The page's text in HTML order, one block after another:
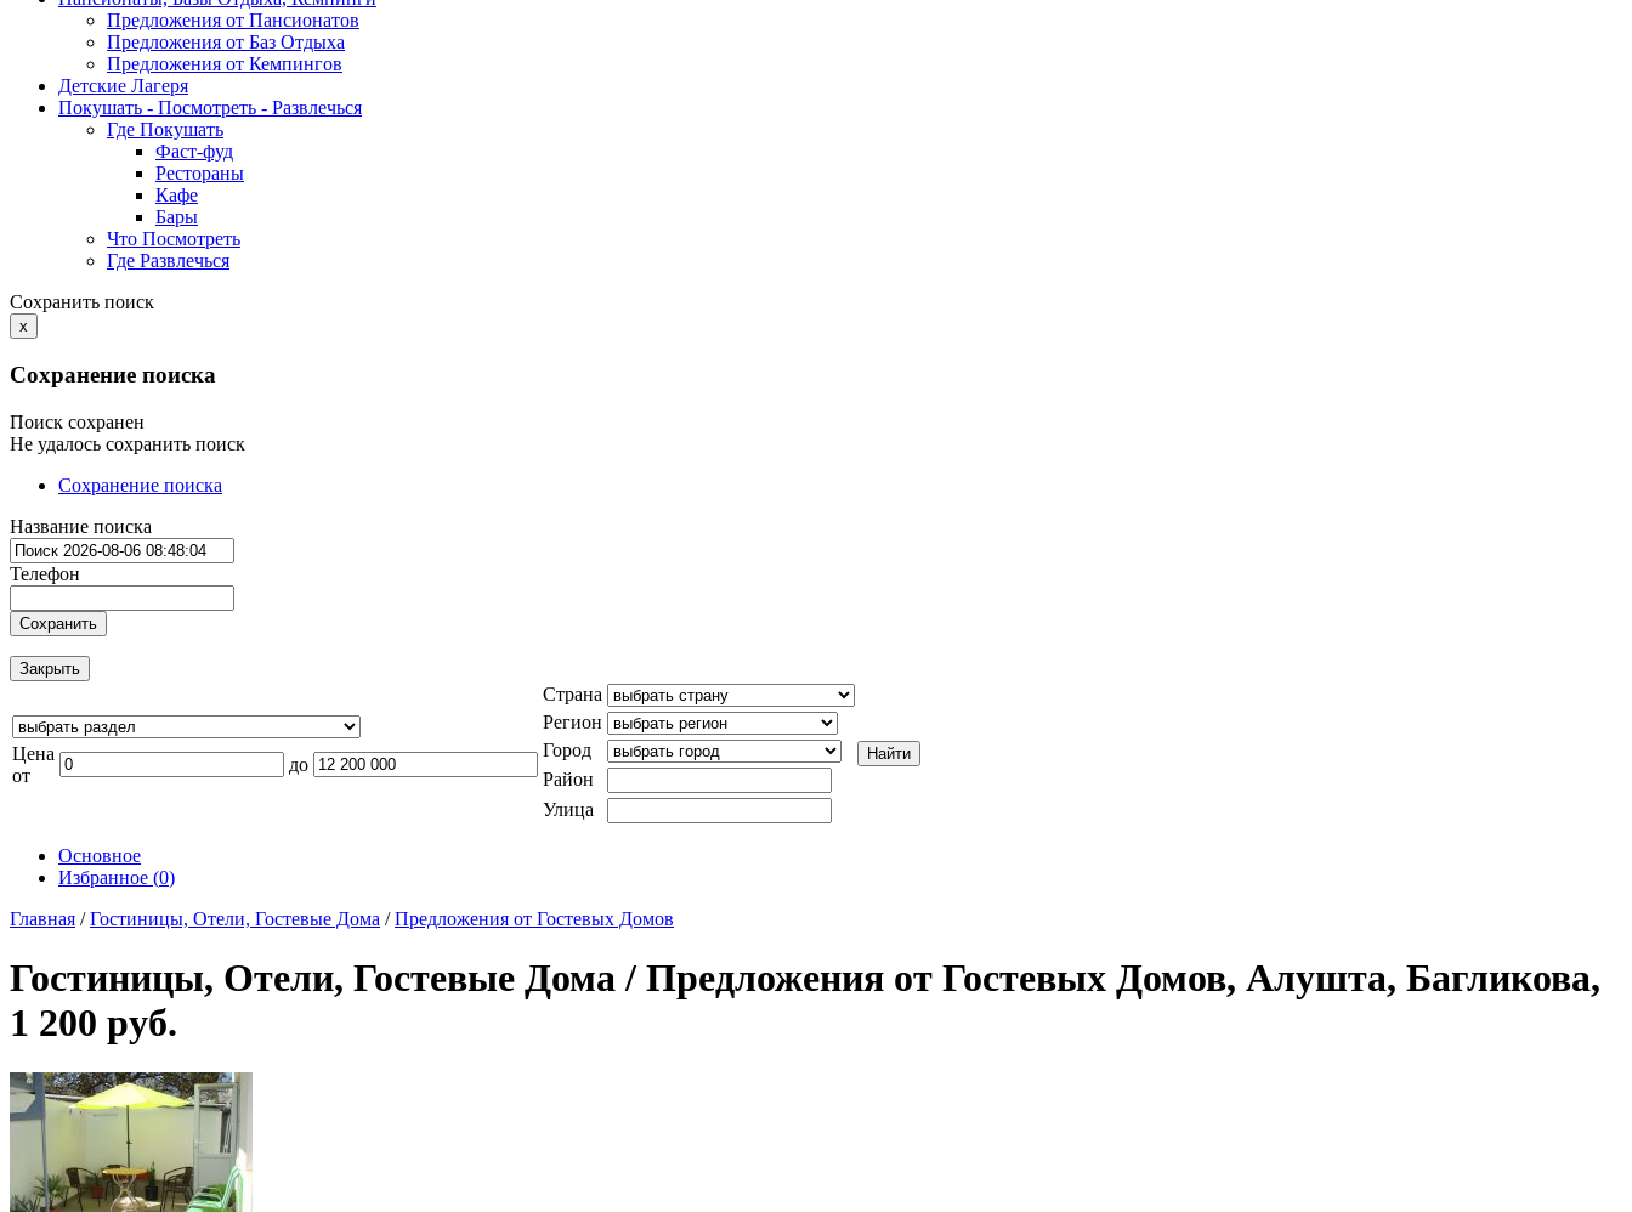
Предложения от Пансионатов
Предложения от Баз Отдыха
Предложения от Кемпингов
Детские Лагеря
Покушать - Посмотреть - Развлечься
Где Покушать
Фаст-фуд
Рестораны
Кафе
Бары
Что Посмотреть
Где Развлечься
Сохранить поиск
x
Сохранение поиска
Поиск сохранен
Не удалось сохранить поиск
Сохранение поиска
Название поиска
Телефон
Сохранить
Закрыть
Цена
от
до
Страна
Регион
Город
Район
Улица
Основное
Избранное (0)
Главная /Гостиницы, Отели, Гостевые Дома /Предложения от Гостевых Домов
Гостиницы, Отели, Гостевые Дома / Предложения от Гостевых Домов, Алушта, Багликова,
1 200 руб.